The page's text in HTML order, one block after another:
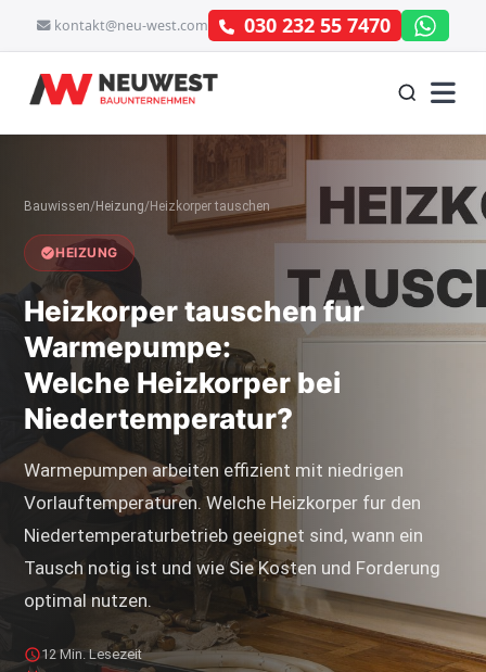
kontakt@neu-west.com 030 232 55 7470
Bauwissen/Heizung/Heizkorper tauschen
HEIZUNG
Heizkorper tauschen fur
Warmepumpe:
Welche Heizkorper bei
Niedertemperatur?
Warmepumpen arbeiten effizient mit niedrigen
Vorlauftemperaturen. Welche Heizkorper fur den
Niedertemperaturbetrieb geeignet sind, wann ein
Tausch notig ist und wie Sie Kosten und Forderung
optimal nutzen.
12 Min. Lesezeit